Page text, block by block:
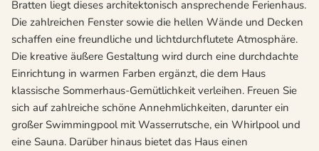
Bratten liegt dieses architektonisch ansprechende Ferienhaus.
Die zahlreichen Fenster sowie die hellen Wände und Decken
schaffen eine freundliche und lichtdurchflutete Atmosphäre.
Die kreative äußere Gestaltung wird durch eine durchdachte
Einrichtung in warmen Farben ergänzt, die dem Haus
klassische Sommerhaus-Gemütlichkeit verleihen. Freuen Sie
sich auf zahlreiche schöne Annehmlichkeiten, darunter ein
großer Swimmingpool mit Wasserrutsche, ein Whirlpool und
eine Sauna. Darüber hinaus bietet das Haus einen